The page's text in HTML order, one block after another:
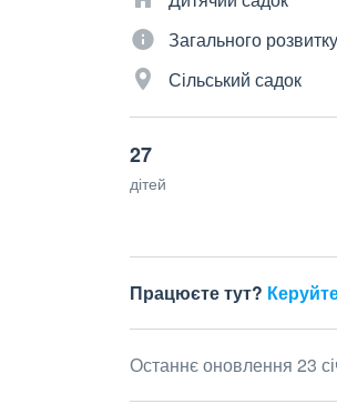
Загального розвитку
Сільський садок
27
дітей
Працюєте тут?
Останнє оновлення 23